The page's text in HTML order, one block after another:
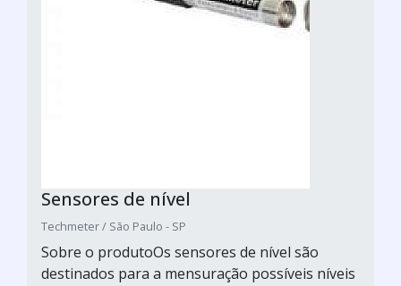
Sensores de nível
Techmeter / São Paulo - SP
Sobre o produtoOs sensores de nível são
destinados para a mensuração possíveis níveis